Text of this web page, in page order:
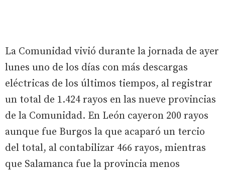
La Comunidad vivió durante la jornada de ayer
lunes uno de los días con más descargas
eléctricas de los últimos tiempos, al registrar
un total de 1.424 rayos en las nueve provincias
de la Comunidad. En León cayeron 200 rayos
aunque fue Burgos la que acaparó un tercio
del total, al contabilizar 466 rayos, mientras
que Salamanca fue la provincia menos